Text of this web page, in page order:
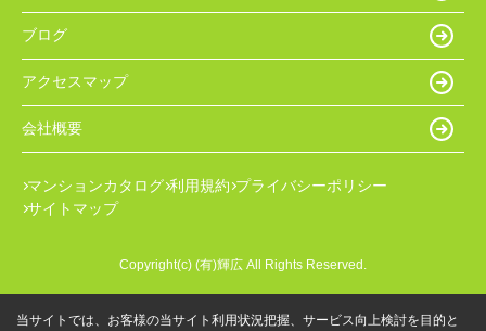
ブログ
アクセスマップ
会社概要
マンションカタログ 利用規約 プライバシーポリシー
サイトマップ
Copyright(c) (有)輝広 All Rights Reserved.
当サイトでは、お客様の当サイト利用状況把握、サービス向上検討を目的と